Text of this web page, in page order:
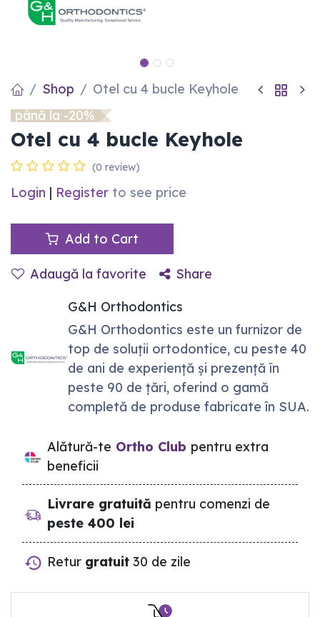
Shop
Otel cu 4 bucle Keyhole
până la -20%
Otel cu 4 bucle Keyhole
(0 review)
Login | Register to see price
Add to Cart
Adaugă la favorite
Share
G&H Orthodontics
G&H Orthodontics este un furnizor de
top de soluții ortodontice, cu peste 40
de ani de experiență și prezență în
peste 90 de țări, oferind o gamă
completă de produse fabricate în SUA.
Alătură-te Ortho Club pentru extra
beneficii
Livrare gratuită pentru comenzi de
peste 400 lei
Retur gratuit 30 de zile